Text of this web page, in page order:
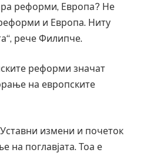
реформи, Европа? Не
и Европа. Ниту
рече Филипче.
реформи значат
на европските
измени и почеток
на поглавјата. Тоа е